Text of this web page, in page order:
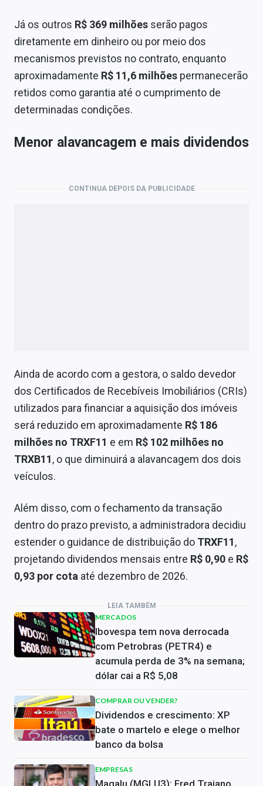
Já os outros R$ 369 milhões serão pagos
diretamente em dinheiro ou por meio dos
mecanismos previstos no contrato, enquanto
aproximadamente R$ 11,6 milhões permanecerão
retidos como garantia até o cumprimento de
determinadas condições.
Menor alavancagem e mais dividendos
CONTINUA DEPOIS DA PUBLICIDADE
Ainda de acordo com a gestora, o saldo devedor
dos Certificados de Recebíveis Imobiliários (CRIs)
utilizados para financiar a aquisição dos imóveis
será reduzido em aproximadamente R$ 186
milhões no TRXF11 e em R$ 102 milhões no
TRXB11, o que diminuirá a alavancagem dos dois
veículos.
Além disso, com o fechamento da transação
dentro do prazo previsto, a administradora decidiu
estender o guidance de distribuição do TRXF11,
projetando dividendos mensais entre R$ 0,90 e R$
0,93 por cota até dezembro de 2026.
LEIA TAMBÉM
MERCADOS
Ibovespa tem nova derrocada
com Petrobras (PETR4) e
acumula perda de 3% na semana;
dólar cai a R$ 5,08
COMPRAR OU VENDER?
Dividendos e crescimento: XP
bate o martelo e elege o melhor
banco da bolsa
EMPRESAS